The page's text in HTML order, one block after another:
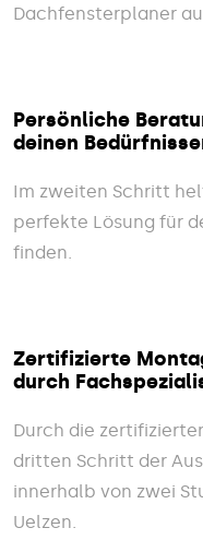
Dachfensterplaner
Persönliche
deinen
Im zweiten Schritt
perfekte Lösung für
finden.
Zertifizierte
durch
Durch die
dritten Schritt der
innerhalb von zwei
Uelzen.